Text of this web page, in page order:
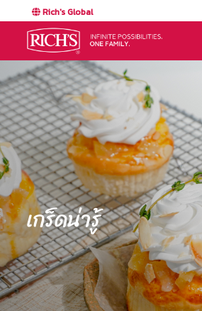
Rich's Global
เกร็ดน่ารู้